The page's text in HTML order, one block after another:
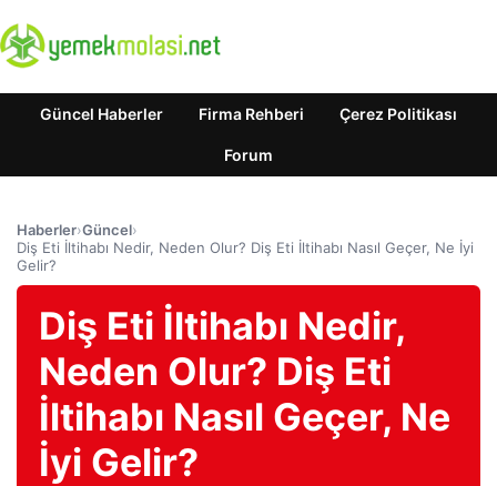
Güncel Haberler Firma Rehberi Çerez Politikası
Forum
Haberler›Güncel›
Diş Eti İltihabı Nedir, Neden Olur? Diş Eti İltihabı Nasıl Geçer, Ne İyi
Gelir?
Diş Eti İltihabı Nedir,
Neden Olur? Diş Eti
İltihabı Nasıl Geçer, Ne
İyi Gelir?